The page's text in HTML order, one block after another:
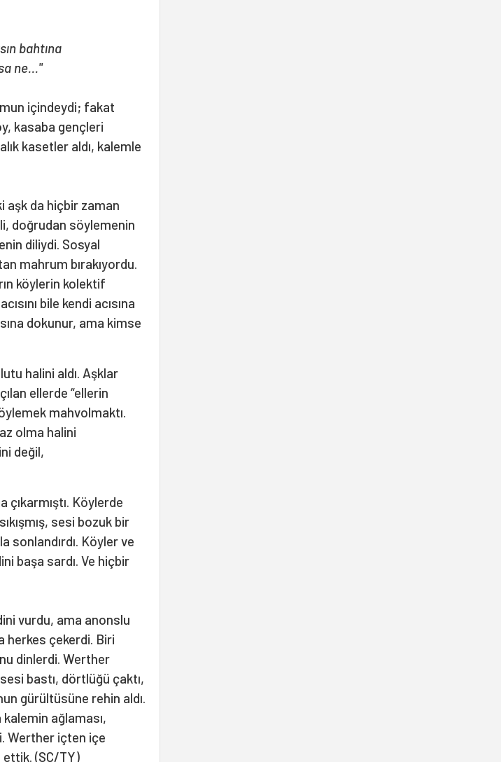
bahtına
ne…"
içindeydi; fakat
kasaba gençleri
kasetler aldı, kalemle
aşk da hiçbir zaman
doğrudan söylemenin
diliydi. Sosyal
mahrum bırakıyordu.
köylerin kolektif
bile kendi acısına
dokunur, ama kimse
halini aldı. Aşklar
ellerde “ellerin
mahvolmaktı.
olma halini
değil,
çıkarmıştı. Köylerde
sesi bozuk bir
sonlandırdı. Köyler ve
başa sardı. Ve hiçbir
vurdu, ama anonslu
herkes çekerdi. Biri
dinlerdi. Werther
bastı, dörtlüğü çaktı,
gürültüsüne rehin aldı.
ağlaması,
Werther içten içe
ettik. (SÇ/TY)